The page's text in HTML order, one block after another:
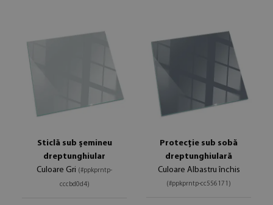
Sticlă sub șemineu
dreptunghiular
Culoare Gri (#ppkprntp-
cccbd0d4)
Protecție sub sobă
dreptunghiulară
Culoare Albastru închis
(#ppkprntp-cc556171)